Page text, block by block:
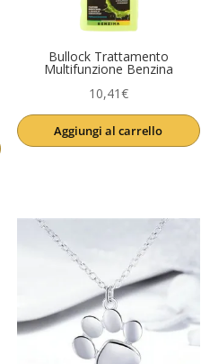
Bullock Trattamento
Multifunzione Benzina
10,41€
Aggiungi al carrello